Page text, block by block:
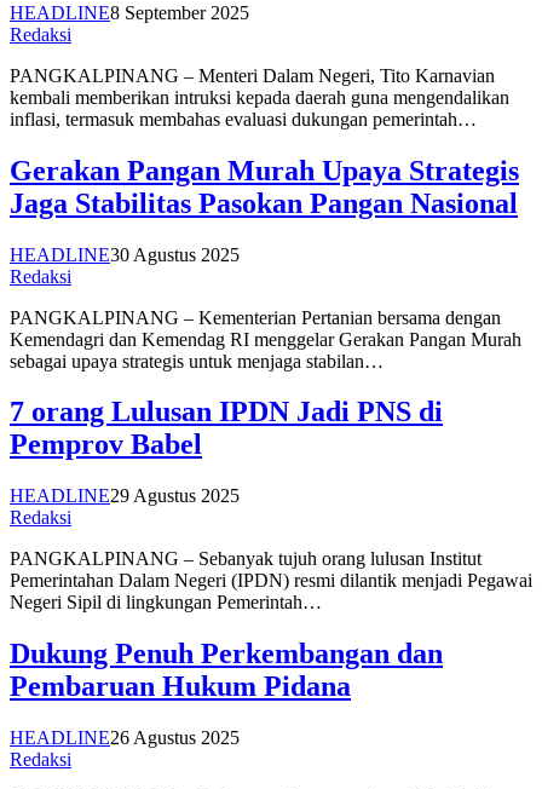
HEADLINE8 September 2025
Redaksi
PANGKALPINANG – Menteri Dalam Negeri, Tito Karnavian
kembali memberikan intruksi kepada daerah guna mengendalikan
inflasi, termasuk membahas evaluasi dukungan pemerintah…
Gerakan Pangan Murah Upaya Strategis
Jaga Stabilitas Pasokan Pangan Nasional
HEADLINE30 Agustus 2025
Redaksi
PANGKALPINANG – Kementerian Pertanian bersama dengan
Kemendagri dan Kemendag RI menggelar Gerakan Pangan Murah
sebagai upaya strategis untuk menjaga stabilan…
7 orang Lulusan IPDN Jadi PNS di
Pemprov Babel
HEADLINE29 Agustus 2025
Redaksi
PANGKALPINANG – Sebanyak tujuh orang lulusan Institut
Pemerintahan Dalam Negeri (IPDN) resmi dilantik menjadi Pegawai
Negeri Sipil di lingkungan Pemerintah…
Dukung Penuh Perkembangan dan
Pembaruan Hukum Pidana
HEADLINE26 Agustus 2025
Redaksi